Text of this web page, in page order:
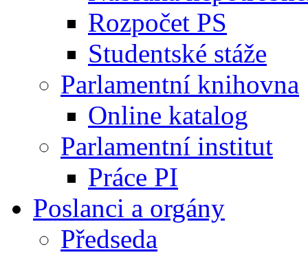
Rozpočet PS
Studentské stáže
Parlamentní knihovna
Online katalog
Parlamentní institut
Práce PI
Poslanci a orgány
Předseda